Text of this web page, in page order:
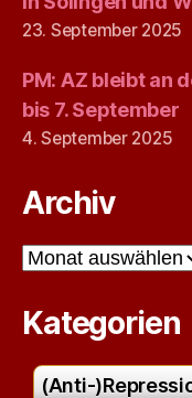
23. September 2025
PM: AZ bleibt an
bis 7. September
4. September 2025
Archiv
Archiv
Kategorien
(Anti-